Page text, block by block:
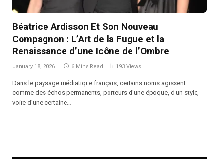
Béatrice Ardisson Et Son Nouveau
Compagnon : L’Art de la Fugue et la
Renaissance d’une Icône de l’Ombre
January 18, 2026 6 Mins Read 193 Views
Dans le paysage médiatique français, certains noms agissent
comme des échos permanents, porteurs d’une époque, d’un style,
voire d’une certaine…